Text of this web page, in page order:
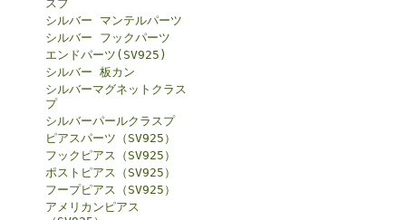
スプ
シルバー マンテルパーツ
シルバー フックパーツ
エンドパーツ(SV925)
シルバー 板カン
シルバーマグネットクラス
プ
シルバーパールクラスプ
ピアスパーツ（SV925）
フックピアス（SV925）
ポストピアス（SV925）
フープピアス（SV925）
アメリカンピアス